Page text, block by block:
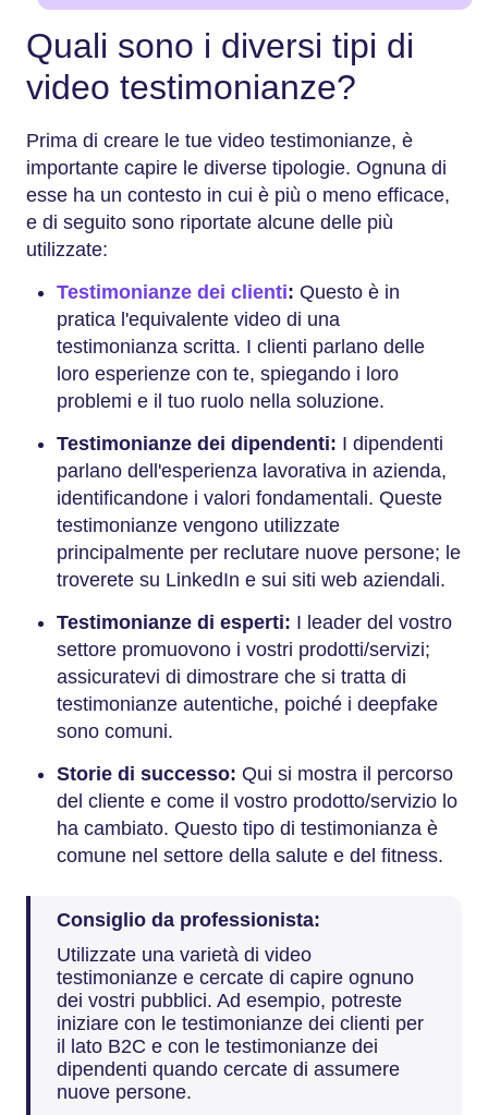
Quali sono i diversi tipi di
video testimonianze?
Prima di creare le tue video testimonianze, è
importante capire le diverse tipologie. Ognuna di
esse ha un contesto in cui è più o meno efficace,
e di seguito sono riportate alcune delle più
utilizzate:
Testimonianze dei clienti: Questo è in
pratica l'equivalente video di una
testimonianza scritta. I clienti parlano delle
loro esperienze con te, spiegando i loro
problemi e il tuo ruolo nella soluzione.
Testimonianze dei dipendenti: I dipendenti
parlano dell'esperienza lavorativa in azienda,
identificandone i valori fondamentali. Queste
testimonianze vengono utilizzate
principalmente per reclutare nuove persone; le
troverete su LinkedIn e sui siti web aziendali.
Testimonianze di esperti: I leader del vostro
settore promuovono i vostri prodotti/servizi;
assicuratevi di dimostrare che si tratta di
testimonianze autentiche, poiché i deepfake
sono comuni.
Storie di successo: Qui si mostra il percorso
del cliente e come il vostro prodotto/servizio lo
ha cambiato. Questo tipo di testimonianza è
comune nel settore della salute e del fitness.
Consiglio da professionista:
Utilizzate una varietà di video
testimonianze e cercate di capire ognuno
dei vostri pubblici. Ad esempio, potreste
iniziare con le testimonianze dei clienti per
il lato B2C e con le testimonianze dei
dipendenti quando cercate di assumere
nuove persone.